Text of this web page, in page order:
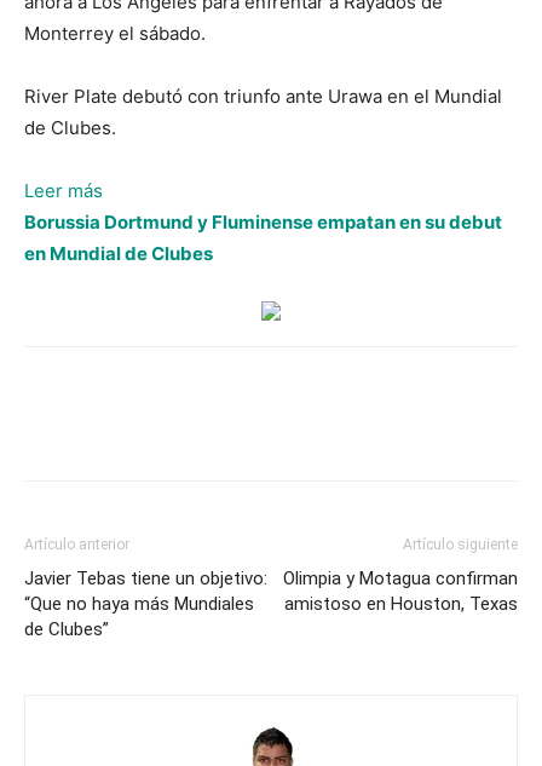
Monterrey el sábado.
River Plate debutó con triunfo ante Urawa en el Mundial
de Clubes.
Leer más
River
Plate
de
Clubes
Borussia Dortmund y Fluminense empatan en su debut
en Mundial de Clubes
Artículo anterior
Javier Tebas tiene un objetivo:
“Que no haya más Mundiales
de Clubes”
Artículo siguiente
Olimpia y Motagua confirman
amistoso en Houston, Texas